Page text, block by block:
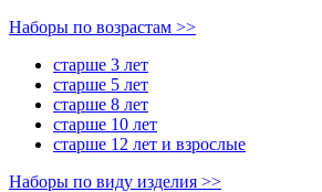
Наборы по возрастам >>
старше 3 лет
старше 5 лет
старше 8 лет
старше 10 лет
старше 12 лет и взрослые
Наборы по виду изделия >>